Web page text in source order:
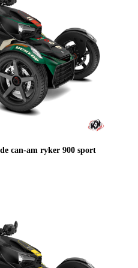
can-am ryker 900 sport